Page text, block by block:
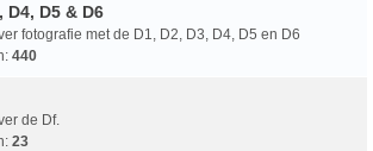
D4, D5 & D6
fotografie met de D1, D2, D3, D4, D5 en D6
440
de Df.
23